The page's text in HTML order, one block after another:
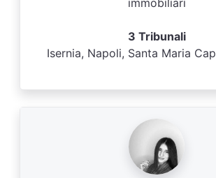
immobiliari
3 Tribunali
Isernia, Napoli, Santa Maria